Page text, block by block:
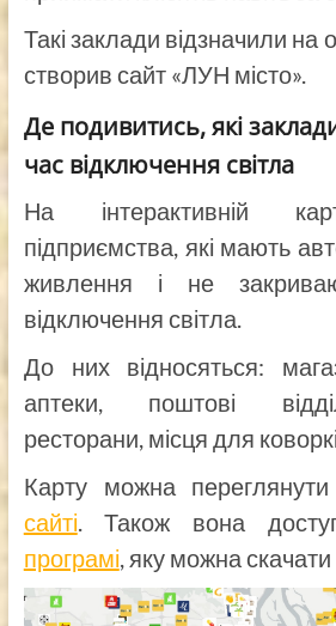
Такі заклади відзначили на
створив сайт «ЛУН місто».
Де подивитись, які
час відключення світла
На інтерактивній
підприємства, які мають
живлення і не
відключення світла.
До них відносяться:
аптеки, поштові
ресторани, місця для
Карту можна переглянути
сайті. Також вона
програмі, яку можна